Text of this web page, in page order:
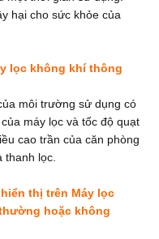
hại cho sức khỏe của
lọc không khí thông
môi trường sử dụng có
máy lọc và tốc độ quạt
cao trần của căn phòng
lọc.
thị trên Máy lọc
hoặc không